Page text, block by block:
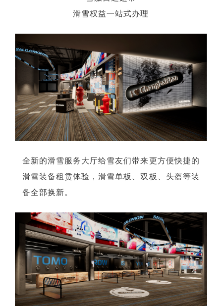
滑雪权益一站式办理
全新的滑雪服务大厅给雪友们带来更方便快捷的
滑雪装备租赁体验，滑雪单板、双板、头盔等装
备全部换新。